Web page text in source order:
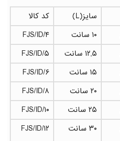
سایز(L)
کد کالا
۱۰ سانت
FJS/ID/۴
۱۲,۵ سانت
FJS/ID/۵
۱۵ سانت
FJS/ID/۶
۲۰ سانت
FJS/ID/۸
۲۵ سانت
FJS/ID/۱۰
۳۰ سانت FJS/ID/۱۲